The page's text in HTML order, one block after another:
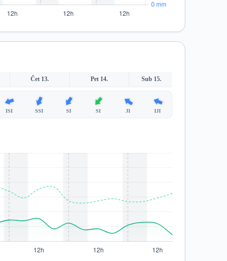
Čet 13. Pet 14. Sub 15.
ISI SSI SI SI JI IJI